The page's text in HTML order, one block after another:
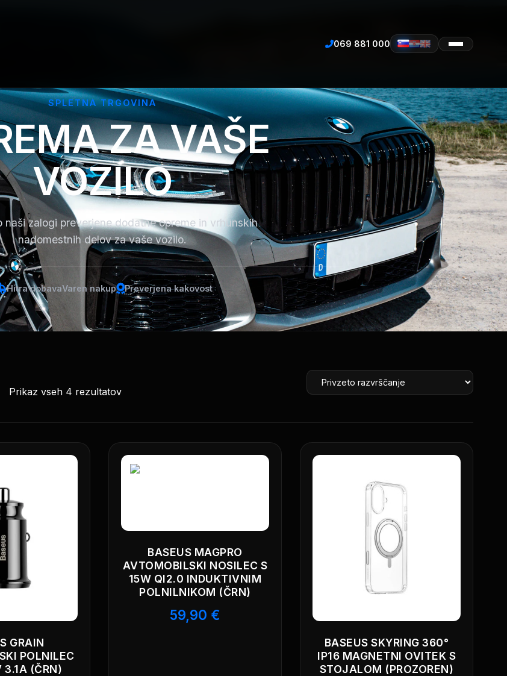
069 881 000
SPLETNA TRGOVINA
ZA VAŠE
VOZILO
naši zalogi preverjene dodatne opreme in vrhunskih
nadomestnih delov za vaše vozilo.
Hitra dobavaVaren nakup Preverjena kakovost
Prikaz vseh 4 rezultatov
GRAIN
POLNILEC
3.1A (ČRN)
BASEUS MAGPRO
AVTOMOBILSKI NOSILEC S
15W QI2.0 INDUKTIVNIM
POLNILNIKOM (ČRN)
59,90 €
BASEUS SKYRING 360°
IP16 MAGNETNI OVITEK S
STOJALOM (PROZOREN)